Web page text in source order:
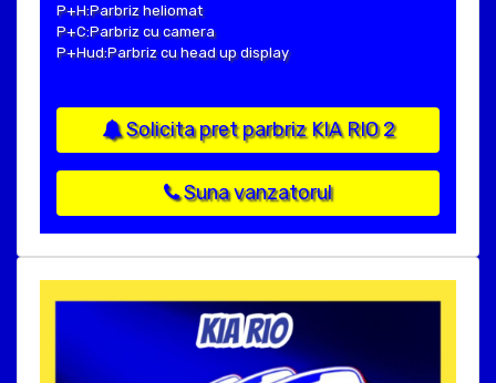
P+H:Parbriz heliomat
P+C:Parbriz cu camera
P+Hud:Parbriz cu head up display
Solicita pret parbriz KIA RIO 2
Suna vanzatorul